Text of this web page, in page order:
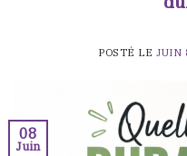
POSTÉ LE JUIN
08
Juin